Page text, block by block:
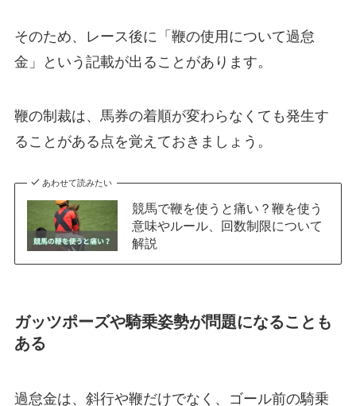
そのため、レース後に「鞭の使用について過怠
金」という記載が出ることがあります。
鞭の制裁は、馬券の着順が変わらなくても発生す
ることがある点を覚えておきましょう。
あわせて読みたい
競馬で鞭を使うと痛い？鞭を使う
意味やルール、回数制限について
解説
ガッツポーズや騎乗姿勢が問題になることも
ある
過怠金は、斜行や鞭だけでなく、ゴール前の騎乗